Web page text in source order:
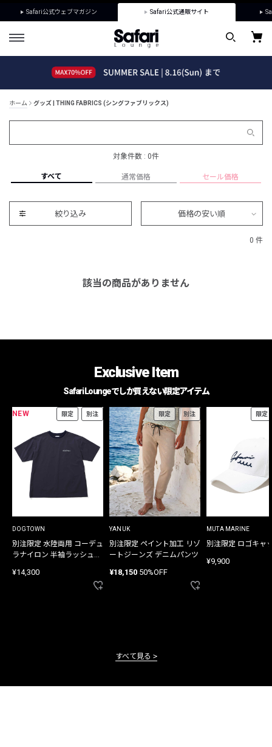
Safari公式ウェブマガジン Safari公式通販サイト
ホーム グッズ | THING FABRICS (シングファブリックス)
対象件数 : 0件
すべて 通常価格 セール価格
絞り込み 価格の安い順
0 件
該当の商品がありません
Exclusive Item
Safari Loungeでしか買えない限定アイテム
NEW 限定 別注
DOGTOWN
別注限定 水陸両用 コーデュ
ラナイロン 半袖ラッシュガ
¥14,300
限定 別注
YANUK
別注限定 ペイント加工 リゾ
ートジーンズ デニムパンツ
¥18,150 50%OFF
限定
MUTA MARINE
別注限定 ロゴキャ
¥9,900
すべて見る